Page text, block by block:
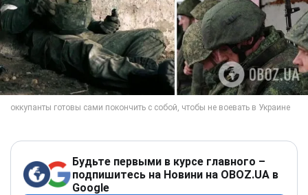
Будьте первыми в курсе главного –
подпишитесь на Новини на OBOZ.UA в
Google